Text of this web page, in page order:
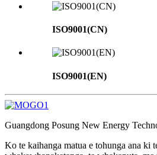
ISO9001(CN)
ISO9001(EN)
Guangdong Posung New Energy
Ko te kaihanga matua e tohunga ana ki